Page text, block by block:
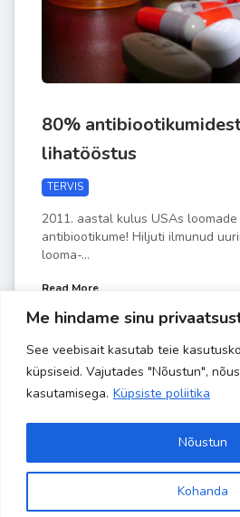
Me hindame sinu
See veebisait kasutab teie
küpsiseid. Vajutades "Nõustun",
kasutamisega. Küpsiste poliitika
Kohanda
Nõustun
80%
lihatööstus
TERVIS
2011. aastal kulus USAs
antibiootikume! Hiljuti ilmunud
looma-...
Read More
VEEBR 15